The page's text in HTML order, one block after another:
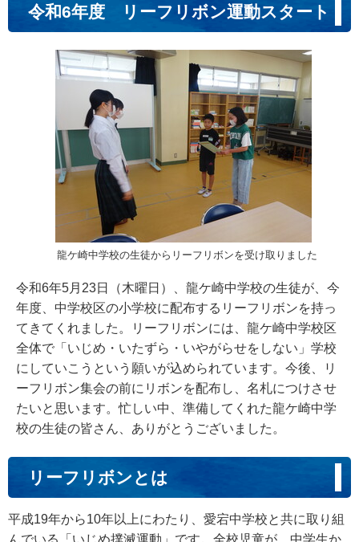
令和6年度 リーフリボン運動スタート
龍ケ崎中学校の生徒からリーフリボンを受け取りました
令和6年5月23日（木曜日）、龍ケ崎中学校の生徒が、今
年度、中学校区の小学校に配布するリーフリボンを持っ
てきてくれました。リーフリボンには、龍ケ崎中学校区
全体で「いじめ・いたずら・いやがらせをしない」学校
にしていこうという願いが込められています。今後、リ
ーフリボン集会の前にリボンを配布し、名札につけさせ
たいと思います。忙しい中、準備してくれた龍ケ崎中学
校の生徒の皆さん、ありがとうございました。
リーフリボンとは
平成19年から10年以上にわたり、愛宕中学校と共に取り組
んでいる「いじめ撲滅運動」です。全校児童が、中学生か